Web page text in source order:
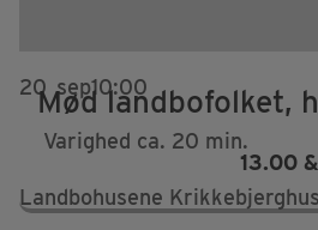
20 sep10:00
Mød landbofolket,
Varighed ca. 20 min.
13.00
Landbohusene